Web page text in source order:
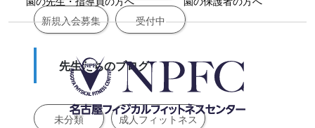
新規入会募集 受付中
先生たちのブログ
未分類 成人フィットネス